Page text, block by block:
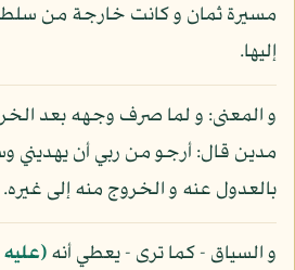
مسيرة ثمان و كانت خارجة من
إليها.
و المعنى: و لما صرف وجهه بعد
مدين قال: أرجو من ربي أن يهديني
بالعدول عنه و الخروج منه إلى غيره.
و السياق - كما ترى - يعطي أنه